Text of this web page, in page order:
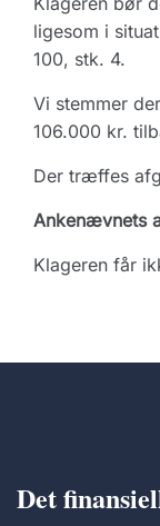
ligesom i
100, stk. 4.
Vi stemmer
106.000 kr.
Der træffes
Ankenævnets
Klageren får
Det